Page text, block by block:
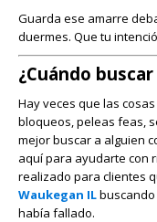
Guarda ese amarre
duermes. Que tu
¿Cuándo
Hay veces que las
bloqueos, peleas feas,
mejor buscar a alguien
aquí para ayudarte con
realizado para clientes
Waukegan IL
había fallado.